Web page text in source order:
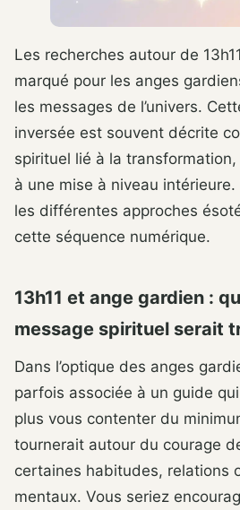
Les recherches autour de
marqué pour les anges
les messages de l’univers.
inversée est souvent décrite
spirituel lié à la transformation,
à une mise à niveau
les différentes approches
cette séquence numérique.
13h11 et ange gardien :
message spirituel serait
Dans l’optique des anges
parfois associée à un guide
plus vous contenter du
tournerait autour du courage
certaines habitudes, relations
mentaux. Vous seriez